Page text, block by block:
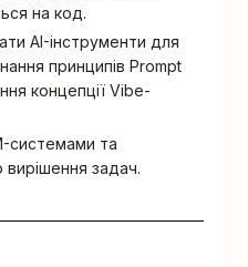
на код.
AI-інструменти для
принципів Prompt
концепції Vibe-
системами та
вирішення задач.